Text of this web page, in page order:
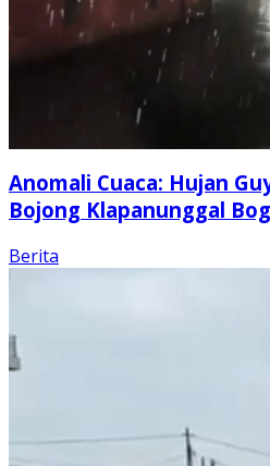
Anomali Cuaca: Hujan
Bojong Klapanunggal
Berita